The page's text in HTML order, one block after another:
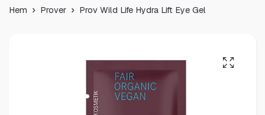
Hem Prover Prov Wild Life Hydra Lift Eye Gel